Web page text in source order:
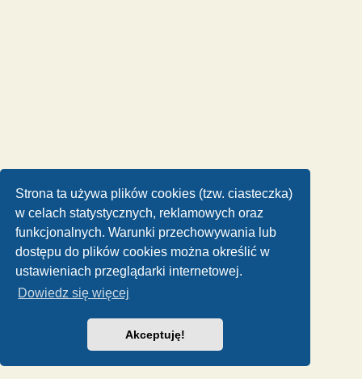
Strona ta używa plików cookies (tzw. ciasteczka)
w celach statystycznych, reklamowych oraz
funkcjonalnych. Warunki przechowywania lub
dostępu do plików cookies można określić w
ustawieniach przeglądarki internetowej.
Dowiedz się więcej
Akceptuję!